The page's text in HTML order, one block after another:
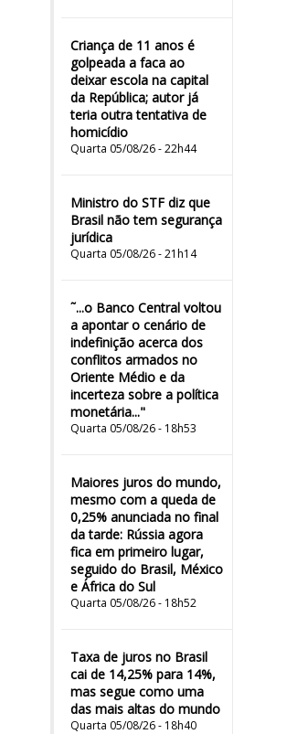
Criança de 11 anos é
golpeada a faca ao
deixar escola na capital
da República; autor já
teria outra tentativa de
homicídio
Quarta 05/08/26 - 22h44
Ministro do STF diz que
Brasil não tem segurança
jurídica
Quarta 05/08/26 - 21h14
˜...o Banco Central voltou
a apontar o cenário de
indefinição acerca dos
conflitos armados no
Oriente Médio e da
incerteza sobre a política
monetária..."
Quarta 05/08/26 - 18h53
Maiores juros do mundo,
mesmo com a queda de
0,25% anunciada no final
da tarde: Rússia agora
fica em primeiro lugar,
seguido do Brasil, México
e África do Sul
Quarta 05/08/26 - 18h52
Taxa de juros no Brasil
cai de 14,25% para 14%,
mas segue como uma
das mais altas do mundo
Quarta 05/08/26 - 18h40